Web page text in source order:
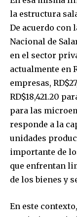
la estructura
De acuerdo con
Nacional de
en el sector
actualmente en
empresas,
RD$18,421.20
para las
responde a la
unidades
importante de
que enfrentan
de los bienes y
En este